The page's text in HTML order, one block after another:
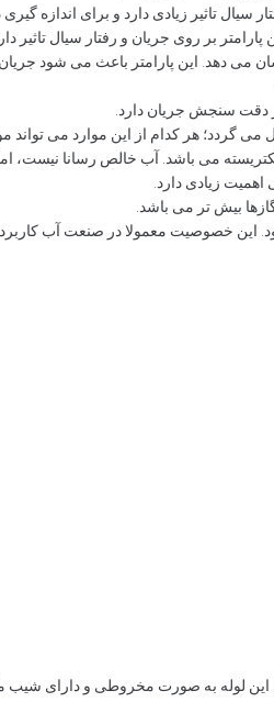
تاثیر زیادی دارد و برای اندازه گیری
بر روی جریان و رفتار سیال تاثیر
دهد. این پارامتر باعث می شود
دقت سنجش جریان دارد.
می گردد؛ هر کدام از این موارد می
می باشد. آب خالص رسانا نیست،
زیادی دارد.
بیش تر می باشد.
این خصوصیت معمولا در صنعت آب کاربرد
لوله به صورت مخروطی و دارای شیب